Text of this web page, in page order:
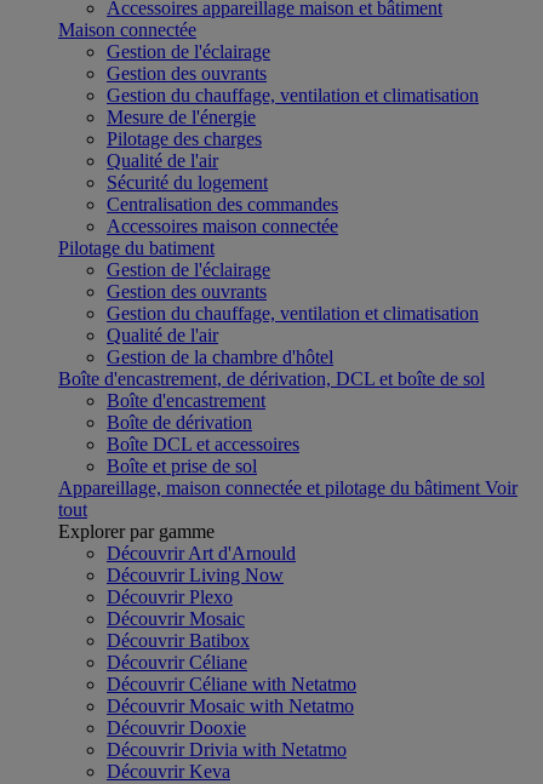
Accessoires appareillage maison et bâtiment
Maison connectée
Gestion de l'éclairage
Gestion des ouvrants
Gestion du chauffage, ventilation et climatisation
Mesure de l'énergie
Pilotage des charges
Qualité de l'air
Sécurité du logement
Centralisation des commandes
Accessoires maison connectée
Pilotage du batiment
Gestion de l'éclairage
Gestion des ouvrants
Gestion du chauffage, ventilation et climatisation
Qualité de l'air
Gestion de la chambre d'hôtel
Boîte d'encastrement, de dérivation, DCL et boîte de sol
Boîte d'encastrement
Boîte de dérivation
Boîte DCL et accessoires
Boîte et prise de sol
Appareillage, maison connectée et pilotage du bâtiment Voir
tout
Explorer par gamme
Découvrir Art d'Arnould
Découvrir Living Now
Découvrir Plexo
Découvrir Mosaic
Découvrir Batibox
Découvrir Céliane
Découvrir Céliane with Netatmo
Découvrir Mosaic with Netatmo
Découvrir Dooxie
Découvrir Drivia with Netatmo
Découvrir Keva